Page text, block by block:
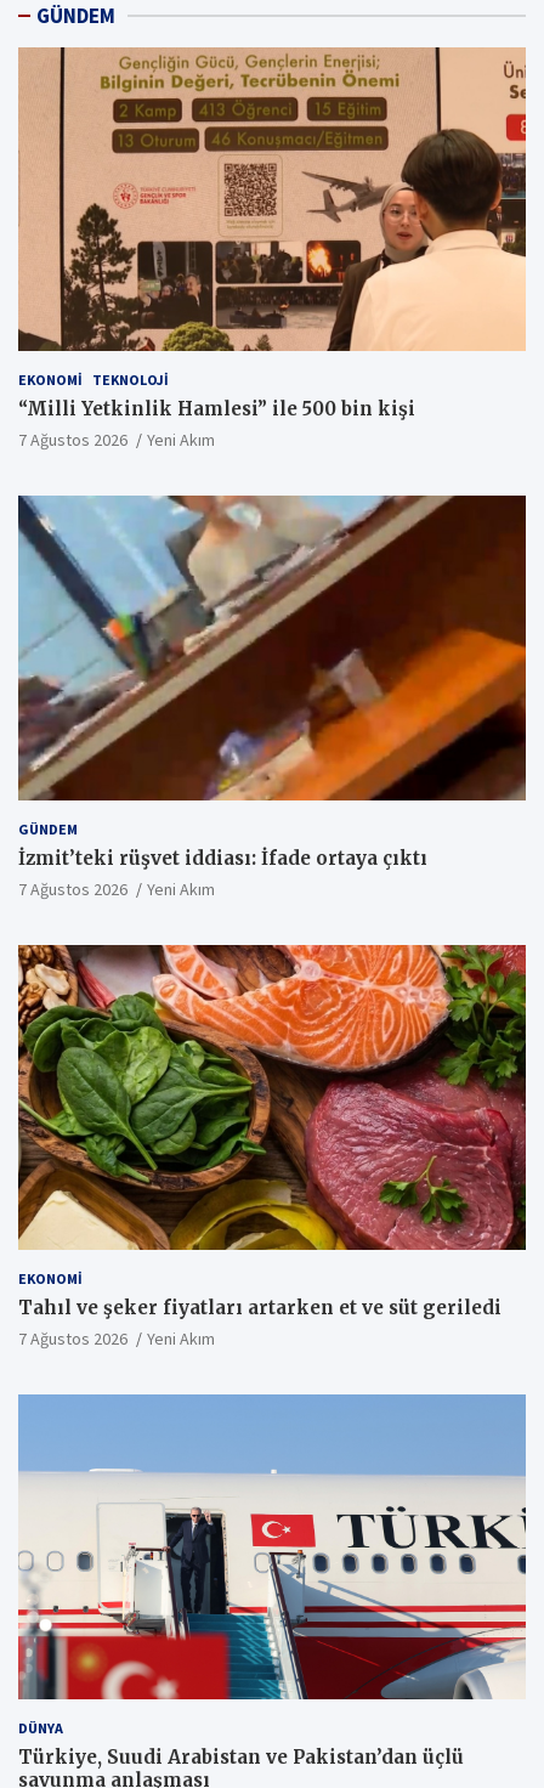
GÜNDEM
EKONOMI TEKNOLOJI
“Milli Yetkinlik Hamlesi” ile 500 bin kişi
7 Ağustos 2026 Yeni Akım
GÜNDEM
İzmit’teki rüşvet iddiası: İfade ortaya çıktı
7 Ağustos 2026 Yeni Akım
EKONOMI
Tahıl ve şeker fiyatları artarken et ve süt geriledi
7 Ağustos 2026 Yeni Akım
DÜNYA
Türkiye, Suudi Arabistan ve Pakistan’dan üçlü
savunma anlaşması